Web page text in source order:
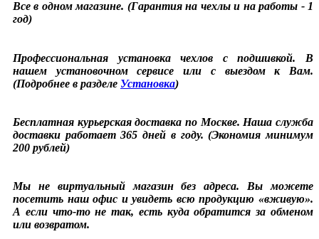
Все в одном магазине. (Гарантия на чехлы и на работы - 1
год)
Профессиональная установка чехлов с подшивкой. В
нашем установочном сервисе или с выездом к Вам.
(Подробнее в разделе Установка)
Бесплатная курьерская доставка по Москве. Наша служба
доставки работает 365 дней в году. (Экономия минимум
200 рублей)
Мы не виртуальный магазин без адреса. Вы можете
посетить наш офис и увидеть всю продукцию «вживую».
А если что-то не так, есть куда обратится за обменом
или возвратом.